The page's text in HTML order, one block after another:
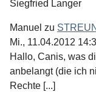
Siegfried Langer
Manuel zu
Mi., 11.04.2012
Hallo, Canis, was
anbelangt (die ich
Rechte [...]